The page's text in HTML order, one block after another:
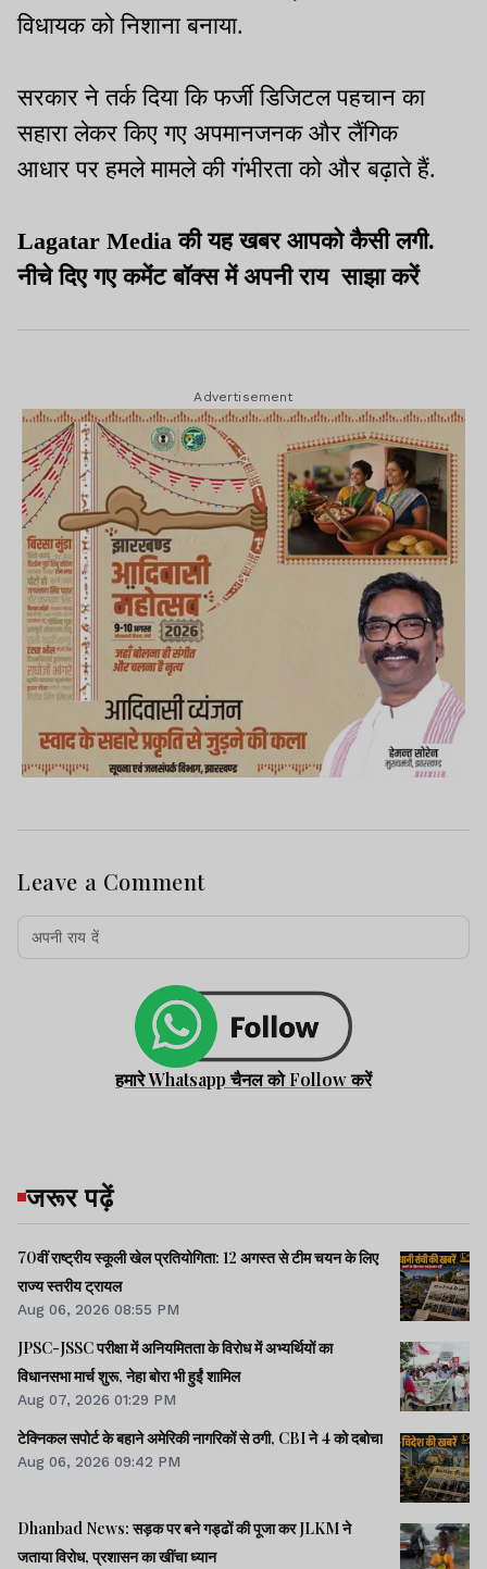
विधायक को निशाना बनाया.
सरकार ने तर्क दिया कि फर्जी डिजिटल पहचान का
सहारा लेकर किए गए अपमानजनक और लैंगिक
आधार पर हमले मामले की गंभीरता को और बढ़ाते हैं.
Lagatar Media की यह खबर आपको कैसी लगी.
नीचे दिए गए कमेंट बॉक्स में अपनी राय साझा करें
Advertisement
Leave a Comment
हमारे Whatsapp चैनल को Follow करें
जरूर पढ़ें
70वीं राष्ट्रीय स्कूली खेल प्रतियोगिता: 12 अगस्त से टीम चयन के लिए
राज्य स्तरीय ट्रायल
Aug 06, 2026 08:55 PM
JPSC-JSSC परीक्षा में अनियमितता के विरोध में अभ्यर्थियों का
विधानसभा मार्च शुरू, नेहा बोरा भी हुईं शामिल
Aug 07, 2026 01:29 PM
टेक्निकल सपोर्ट के बहाने अमेरिकी नागरिकों से ठगी, CBI ने 4 को दबोचा
Aug 06, 2026 09:42 PM
Dhanbad News: सड़क पर बने गड्ढों की पूजा कर JLKM ने
जताया विरोध, प्रशासन का खींचा ध्यान